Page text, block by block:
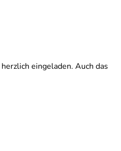
eingeladen. Auch das